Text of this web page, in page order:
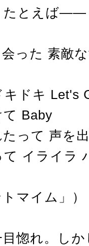
たとえば――
った 素敵
ドキ Let's
Baby
って 声を
イライラ
マイム」）
惚れ。し